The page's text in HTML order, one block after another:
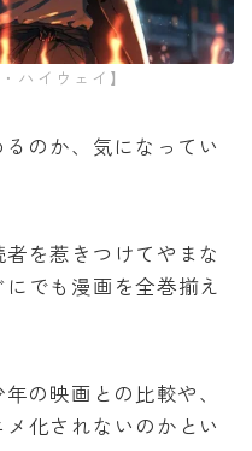
ハイウェイ】
るのか、気になってい
を惹きつけてやまな
でも漫画を全巻揃え
の映画との比較や、
化されないのかとい